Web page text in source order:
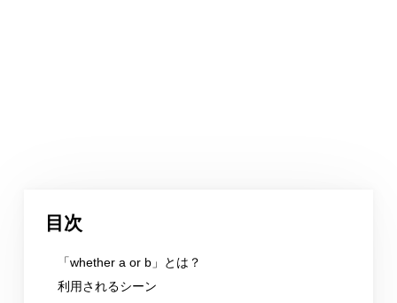
目次
「whether a or b」とは？
利用されるシーン